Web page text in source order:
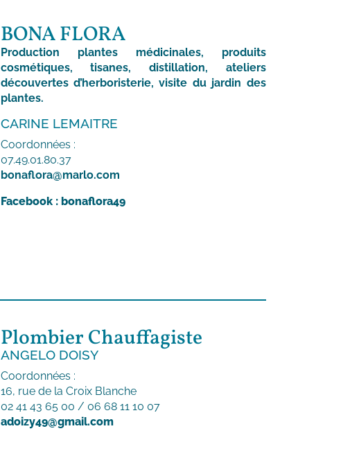
BONA FLORA
Production plantes médicinales, produits
cosmétiques, tisanes, distillation, ateliers
découvertes d’herboristerie, visite du jardin des
plantes.
CARINE LEMAITRE
Coordonnées :
07.49.01.80.37
bonaflora@marlo.com
Facebook : bonaflora49
Plombier Chauffagiste
ANGELO DOISY
Coordonnées :
16, rue de la Croix Blanche
02 41 43 65 00 / 06 68 11 10 07
adoizy49@gmail.com